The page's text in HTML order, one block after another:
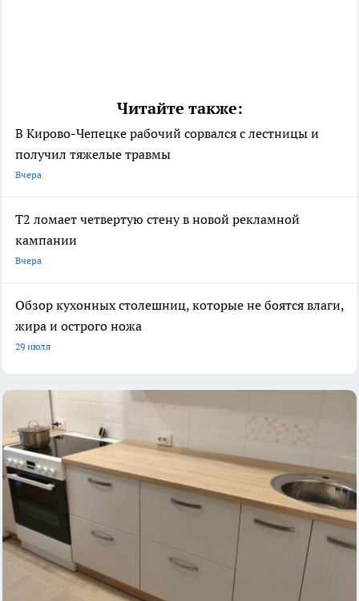
Читайте также:
В Кирово-Чепецке рабочий сорвался с лестницы и
получил тяжелые травмы
Вчера
Т2 ломает четвертую стену в новой рекламной
кампании
Вчера
Обзор кухонных столешниц, которые не боятся влаги,
жира и острого ножа
29 июля